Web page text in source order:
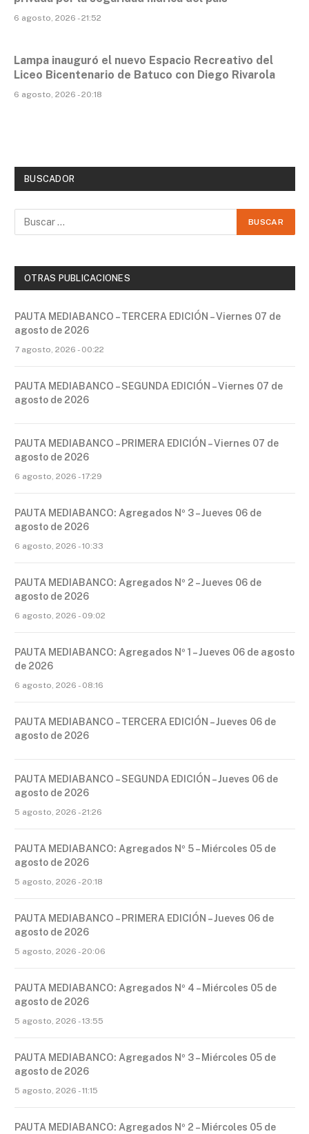
6 agosto, 2026 - 21:52
Lampa inauguró el nuevo Espacio Recreativo del
Liceo Bicentenario de Batuco con Diego Rivarola
6 agosto, 2026 - 20:18
BUSCADOR
OTRAS PUBLICACIONES
PAUTA MEDIABANCO – TERCERA EDICIÓN – Viernes 07 de
agosto de 2026
7 agosto, 2026 - 00:22
PAUTA MEDIABANCO – SEGUNDA EDICIÓN – Viernes 07 de
agosto de 2026
PAUTA MEDIABANCO – PRIMERA EDICIÓN – Viernes 07 de
agosto de 2026
6 agosto, 2026 - 17:29
PAUTA MEDIABANCO: Agregados Nº 3 – Jueves 06 de
agosto de 2026
6 agosto, 2026 - 10:33
PAUTA MEDIABANCO: Agregados Nº 2 – Jueves 06 de
agosto de 2026
6 agosto, 2026 - 09:02
PAUTA MEDIABANCO: Agregados Nº 1 – Jueves 06 de agosto
de 2026
6 agosto, 2026 - 08:16
PAUTA MEDIABANCO – TERCERA EDICIÓN – Jueves 06 de
agosto de 2026
PAUTA MEDIABANCO – SEGUNDA EDICIÓN – Jueves 06 de
agosto de 2026
5 agosto, 2026 - 21:26
PAUTA MEDIABANCO: Agregados Nº 5 – Miércoles 05 de
agosto de 2026
5 agosto, 2026 - 20:18
PAUTA MEDIABANCO – PRIMERA EDICIÓN – Jueves 06 de
agosto de 2026
5 agosto, 2026 - 20:06
PAUTA MEDIABANCO: Agregados Nº 4 – Miércoles 05 de
agosto de 2026
5 agosto, 2026 - 13:55
PAUTA MEDIABANCO: Agregados Nº 3 – Miércoles 05 de
agosto de 2026
5 agosto, 2026 - 11:15
PAUTA MEDIABANCO: Agregados Nº 2 – Miércoles 05 de